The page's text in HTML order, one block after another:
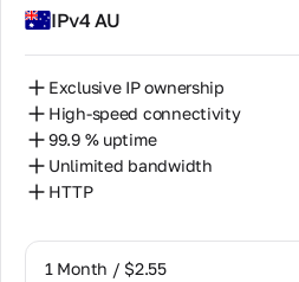
IPv4 AU
Exclusive IP ownership
High-speed connectivity
99.9 % uptime
Unlimited bandwidth
HTTP
1 Month / $2.55